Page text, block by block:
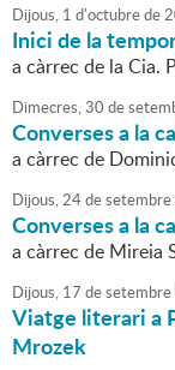
Dijous, 1 d'octubrede
Inici de la
a càrrec de la Cia.
Dimecres,30 de
Converses a la
a càrrec de
Dijous,24desetembre
Converses a la
a càrrec de Mireia
Dijous, 17 desetembre
Viatge literari a
Mrozek